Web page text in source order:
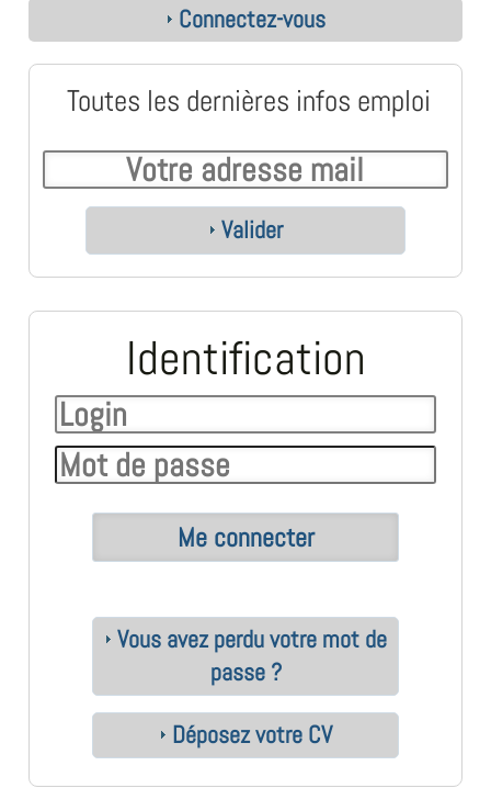
Connectez-vous
Toutes les dernières infos emploi
Valider
Identification
Vous avez perdu votre mot de
passe ?
Déposez votre CV